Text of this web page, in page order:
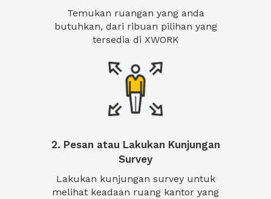
Temukan ruangan yang anda
butuhkan, dari ribuan pilihan yang
tersedia di XWORK
2. Pesan atau Lakukan Kunjungan
Survey
Lakukan kunjungan survey untuk
melihat keadaan ruang kantor yang